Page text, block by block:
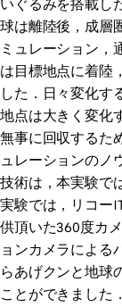
いぐるみを搭載し
球は離陸後，成層
ミュレーション，
は目標地点に着陸
した．日々変化す
地点は大きく変化
無事に回収するた
ュレーションのノ
技術は，本実験で
実験では，リコー
供頂いた360度カ
ョンカメラによる
らあげクンと地球
ことができました．